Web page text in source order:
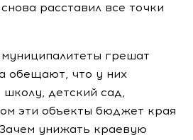
расставил все точки
грешат
обещают, что у них
школу, детский сад,
эти объекты бюджет края
унижать краевую